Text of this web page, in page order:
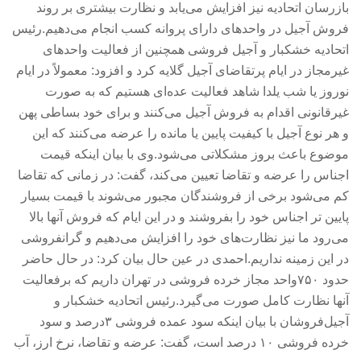
بازرسان اتحادیه نیز افزایش می‌یابد و نظارت بیشتری بر روند
فروش آجیل در واحدهای دارای پروانه کسب انجام می‌دهیم.رئیس
اتحادیه خشکبار و آجیل فروشی همچنین از فعالیت واحدهای
غیرمجاز در ایام پرتقاضای آجیل گلایه کرد و افزود: معمولاً در ایام
نوروز یا شب یلدا شاهد فعالیت عده‌ای هستیم که به صورت
غیرقانونی اقدام به فروش آجیل می‌کنند و برای خود بساطی پهن
و هر نوع آجیل با کیفیت پایین یا مانده را عرضه می‌کنند که این
موضوع باعث بروز مشکلاتی می‌شود.وی با بیان اینکه قیمت
اجناس را عرضه و تقاضا تعیین می‌کند، گفت: در زمانی که تقاضا
کم می‌شود برخی از فروشندگان مجبور می‌شوند با قیمت بسیار
پایین تر اجناس خود را بفروشند و در این ایام که فروش آنها بالا
می‌رود ما نیز نظارت‌های خود را افزایش می‌دهیم و گرانفروشی
در این زمینه نداریم.احمدی در عین حال بیان کرد: در حال حاضر
حدود ۷۵۰واحد مجاز خرده فروشی در تهران داریم که برفعالیت
آنها نظارت کامل صورت می‌گیرد.رئیس اتحادیه خشکبار و
آجیل‌فروشان با بیان اینکه سود عمده فروشی ۳درصد و سود
خرده فروشی ۱۰ درصد است، گفت:‌ عرضه و تقاضا، نرخ ارز، آب